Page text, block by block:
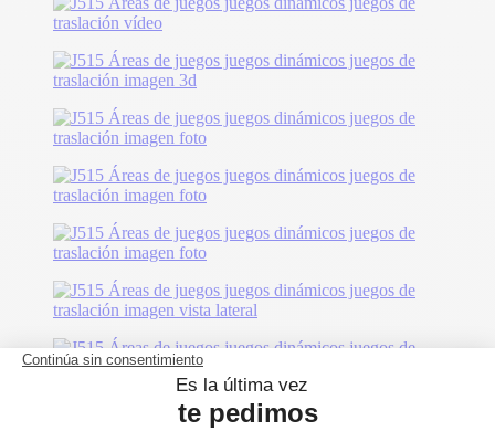
También le podría gustar...